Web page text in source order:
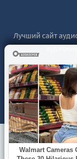
Лучший сайт
© 2021 - 2026